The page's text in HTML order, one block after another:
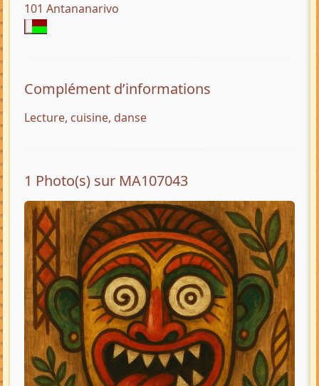
101 Antananarivo
Complément d’informations
Lecture, cuisine, danse
1 Photo(s) sur MA107043